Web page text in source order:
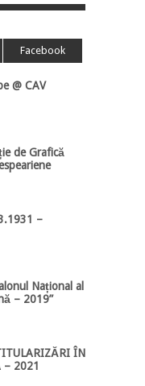
Facebook
@ CAV
de Grafică
–
Național al
– 2019”
ÎN
– 2021